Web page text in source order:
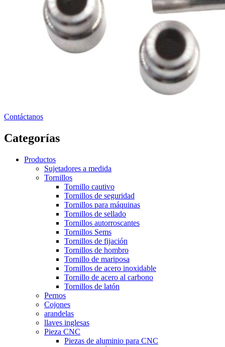
Contáctanos
Categorías
Productos
Sujetadores a medida
Tornillos
Tornillo cautivo
Tornillos de seguridad
Tornillos para máquinas
Tornillos de sellado
Tornillos autorroscantes
Tornillos Sems
Tornillos de fijación
Tornillos de hombro
Tornillo de mariposa
Tornillos de acero inoxidable
Tornillo de acero al carbono
Tornillos de latón
Pernos
Cojones
arandelas
llaves inglesas
Pieza CNC
Piezas de aluminio para CNC